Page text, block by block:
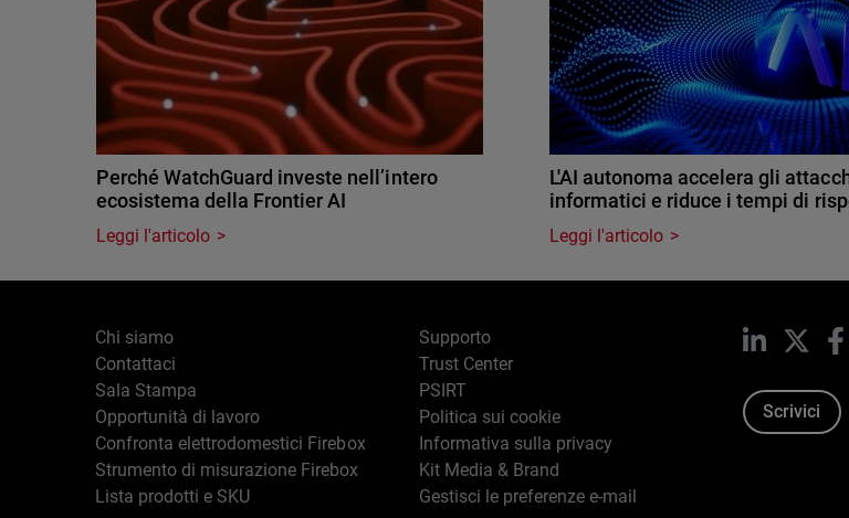
Perché WatchGuard investe nell’intero
ecosistema della Frontier AI
Leggi l'articolo
L'AI autonoma accelera gli
informatici e riduce i tempi di
Leggi l'articolo
Chi siamo
Contattaci
Sala Stampa
Opportunità di lavoro
Confronta elettrodomestici Firebox
Strumento di misurazione Firebox
Lista prodotti e SKU
Supporto
Trust Center
PSIRT
Politica sui cookie
Informativa sulla privacy
Kit Media & Brand
Gestisci le preferenze e-mail
LinkedIn
Scrivici